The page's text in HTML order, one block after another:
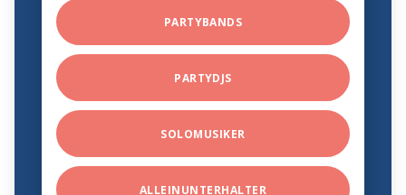
PARTYBANDS
PARTYDJS
SOLOMUSIKER
ALLEINUNTERHALTER